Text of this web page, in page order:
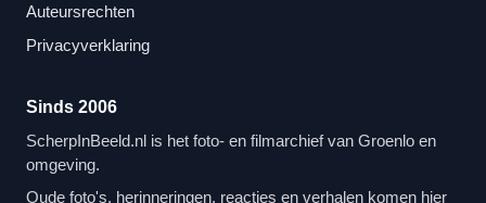
Auteursrechten
Privacyverklaring
Sinds 2006
ScherpInBeeld.nl is het foto- en filmarchief van Groenlo en
omgeving.
Oude foto's, herinneringen, reacties en verhalen komen hier